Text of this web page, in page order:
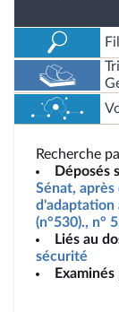
Recherche
Déposés
Sénat,
d'adaptation
(n°530)., n°
Liés au
sécurité
Examinés